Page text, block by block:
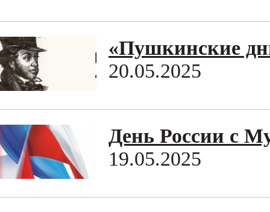
«Пушкинские
20.05.2025
День России с
19.05.2025